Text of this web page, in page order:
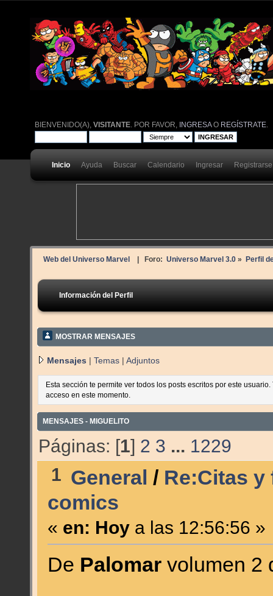
BIENVENIDO(A),VISITANTE . POR FAVOR, INGRESAO REGÍSTRATE
Inicio Ayuda Buscar Calendario Ingresar Registrarse
Web del Universo Marvel | Foro: Universo Marvel 3.0» Perfil
Información del Perfil
MOSTRAR MENSAJES
Mensajes | Temas | Adjuntos
Esta sección te permite ver todos los posts escritos por este
acceso en este momento.
MENSAJES - MIGUELITO
Páginas: [1] 2 3 ... 1229
1 General / Re:Citas y
comics
« en: Hoya las 12:56:56 »
De Palomarvolumen 2